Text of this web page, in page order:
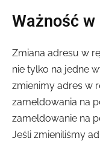
Ważność
Zmiana adresu w
nie tylko na jedne
zmienimy adres w
zameldowania na
zameldowanie na
Jeśli zmieniliśmy